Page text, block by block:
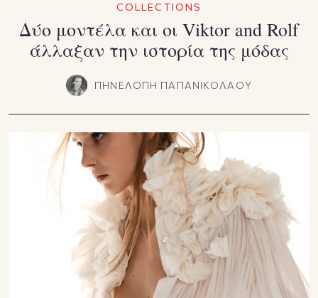
COLLECTIONS
Δύο μοντέλα και οι Viktor and Rolf
άλλαξαν την ιστορία της μόδας
ΠΗΝΕΛΟΠΗ ΠΑΠΑΝΙΚΟΛΑΟΥ